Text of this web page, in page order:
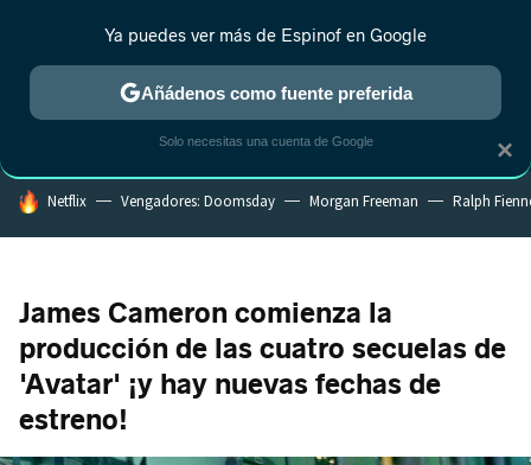
ESTRENOS REALITY ANIME RANKINGS CINE
HOY SE HABLA DE
Netflix Vengadores: Doomsday Morgan Freeman Ralph
James Cameron comienza la
producción de las cuatro secuelas de
'Avatar' ¡y hay nuevas fechas de
estreno!
×
Ya puedes ver más de Espinof en Google
Añádenos como fuente preferida
Solo necesitas una cuenta de Google